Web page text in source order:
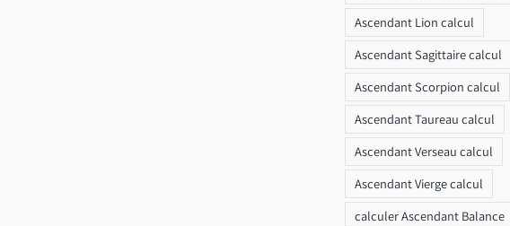
Ascendant Lion calcul
Ascendant Sagittaire calcul
Ascendant Scorpion calcul
Ascendant Taureau calcul
Ascendant Verseau calcul
Ascendant Vierge calcul
calculer Ascendant Balance